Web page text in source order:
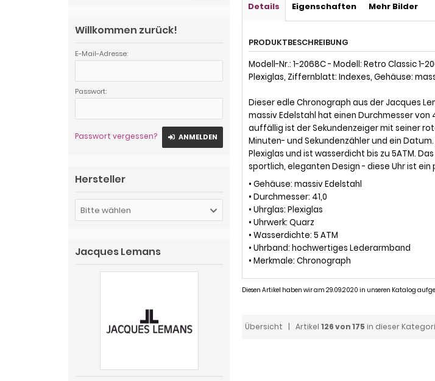
Details Eigenschaften Mehr Bilder
PRODUKTBESCHREIBUNG
Modell-Nr.: 1-2068C - Modell: Retro Classic 1-
Plexiglas, Ziffernblatt: Indexes, Gehäuse:
Dieser edle Chronograph aus der Jacques
massiv Edelstahl hat einen Durchmesser
auffällig ist der Sekundenzeiger mit seiner
Minuten- und Sekundenzähler und ein
Plexiglas und ist wasserdicht bis zu 5ATM.
sportlich, eleganten Design - diese Uhr ist
• Gehäuse: massiv Edelstahl
• Durchmesser: 41,0
• Uhrglas: Plexiglas
• Uhrwerk: Quarz
• Wasserdichte: 5 ATM
• Uhrband: hochwertiges Lederarmband
• Merkmale: Chronograph
Diesen Artikel haben wir am 29.09.2020 in unseren Katalog
Übersicht | Artikel 126 von 175 in dieser
Willkommen zurück!
E-Mail-Adresse:
Passwort:
Passwort vergessen? ANMELDEN
Hersteller
Bitte wählen
Jacques Lemans